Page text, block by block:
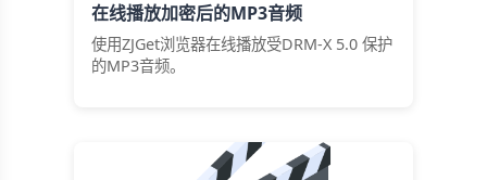
在线播放加密后的MP3音频
使用ZJGet浏览器在线播放受DRM-X 5.0 保护
的MP3音频。